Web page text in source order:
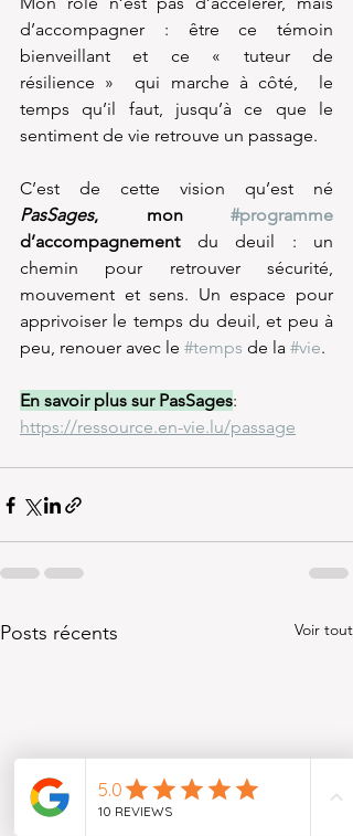
d’accompagner : être ce témoin
bienveillant et ce « tuteur de
résilience »  qui marche à côté,  le
temps qu’il faut, jusqu’à ce que le
sentiment de vie retrouve un passage.
PasSages, mon #programme
d’accompagnement du deuil : un
chemin pour retrouver sécurité,
mouvement et sens. Un espace pour
apprivoiser le temps du deuil, et peu à
peu, renouer avec le #temps de la #vie.
En savoir plus sur PasSages:
https://ressource.en-vie.lu/passage
Posts récents Voir tout